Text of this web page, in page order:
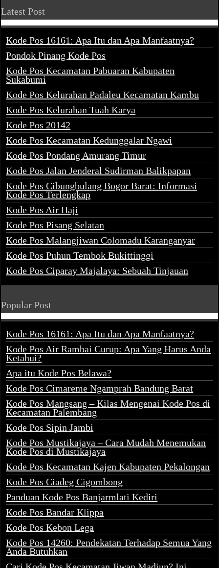
Latest Post
Kode Pos 16161: Apa Itu dan Apa Manfaatnya?
Pondok Pinang Kode Pos
Kode Pos Kecamatan Pabuaran Kabupaten
Sukabumi
Kode Pos Kelurahan Padaleu Kecamatan Kambu
Kode Pos Kelurahan Tuah Karya
Kode Pos 20142
Kode Pos Kecamatan Kedunggalar Ngawi
Kode Pos Pondang Amurang Timur
Kode Pos Jalan Jenderal Sudirman Balikpapan
Kode Pos Cibungbulang Bogor Barat: Informasi
Kode Pos Terlengkap
Kode Pos Air Haji
Kode Pos Pisang Selatan
Kode Pos Malangjiwan Colomadu Karanganyar
Kode Pos Puhun Tembok Bukittinggi
Kode Pos Ciparay Majalaya: Sebuah Tinjauan
Popular Post
Kode Pos 16161: Apa Itu dan Apa Manfaatnya?
Kode Pos Air Rambai Curup: Apa Yang Harus Anda
Ketahui?
Apa itu Kode Pos Belawa?
Kode Pos Cimareme Ngamprah Bandung Barat
Kode Pos Mangsang – Kilas Mengenai Kode Pos di
Kecamatan Palembang
Kode Pos Sipin Jambi
Kode Pos Mustikajaya – Cara Mudah Menemukan
Kode Pos di Mustikajaya
Kode Pos Kecamatan Kajen Kabupaten Pekalongan
Kode Pos Ciadeg Cigombong
Panduan Kode Pos Banjarmlati Kediri
Kode Pos Bandar Klippa
Kode Pos Kebon Lega
Kode Pos 14260: Pendekatan Terhadap Semua Yang
Anda Butuhkan